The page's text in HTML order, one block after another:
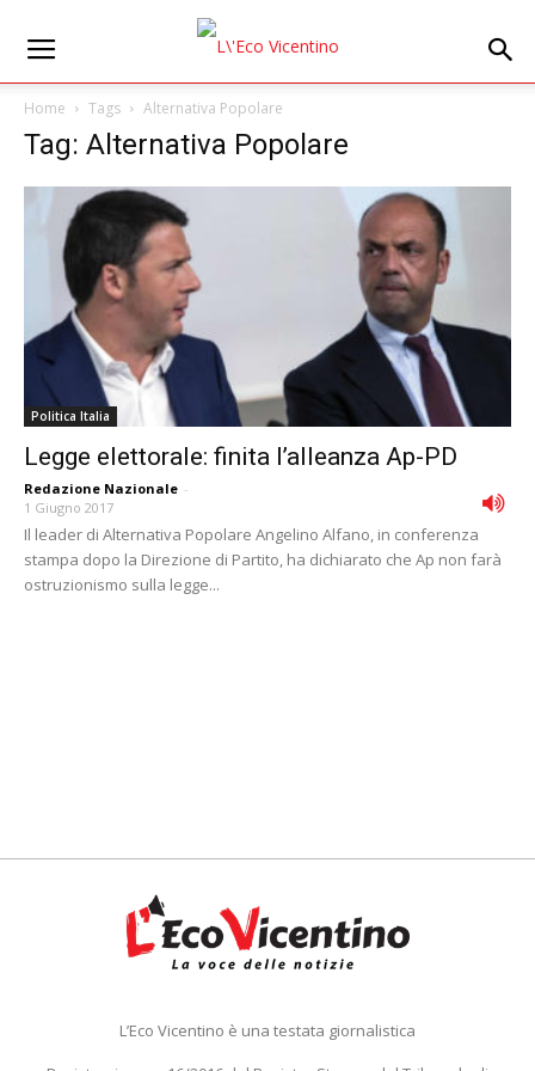
Home Tags Alternativa Popolare
Tag: Alternativa Popolare
Politica Italia
Legge elettorale: finita l’alleanza Ap-PD
Redazione Nazionale -
1 Giugno 2017
Il leader di Alternativa Popolare Angelino Alfano, in conferenza
stampa dopo la Direzione di Partito, ha dichiarato che Ap non farà
ostruzionismo sulla legge...
L’Eco Vicentino è una testata giornalistica